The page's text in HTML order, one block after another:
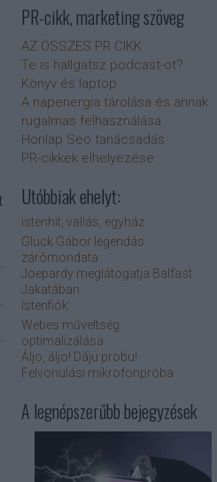
PR-cikk, marketing szöveg
AZ ÖSSZES PR CIKK
Te is hallgatsz podcast-ot?
Könyv és laptop
A napenergia tárolása és annak
rugalmas felhasználása
Honlap Seo tanácsadás
PR-cikkek elhelyezése
Utóbbiak ehelyt:
istenhit, vallás, egyház
Glück Gábor legendás
zárómondata
Joepardy meglátogatja Balfast
Jakatában
Istenfiók
Webes műveltség
optimalizálása
Áljo, áljo! Dáju probu!
Felvonulási mikrofonpróba
A legnépszerűbb bejegyzések